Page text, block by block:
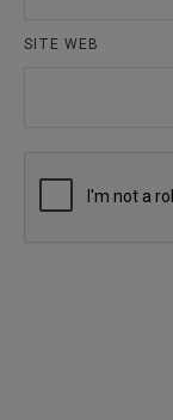
SITE WEB